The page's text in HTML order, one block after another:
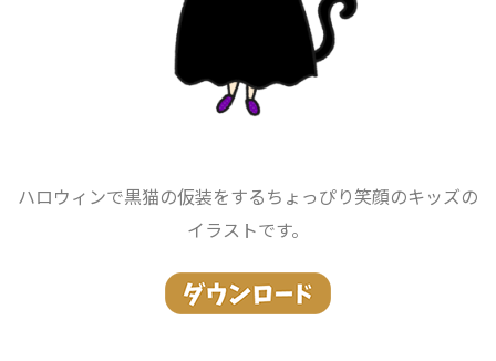
ハロウィンで黒猫の仮装をするちょっぴり笑顔のキッズの
イラストです。